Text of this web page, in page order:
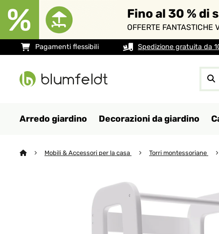
Fino al 30 %
OFFERTE FANTASTICHE
Pagamenti flessibili Spedizione gratuita da
Arredo giardino Decorazioni da giardino
Mobili & Accessori per la casa Torri montessoriane